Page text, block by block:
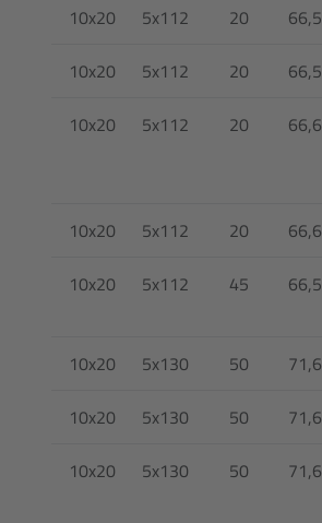
10x20 5x112 20 66,5
10x20 5x112 20 66,5
10x20 5x112 20 66,6
10x20 5x112 20 66,6
10x20 5x112 45 66,5
10x20 5x130 50 71,6
10x20 5x130 50 71,6
10x20 5x130 50 71,6